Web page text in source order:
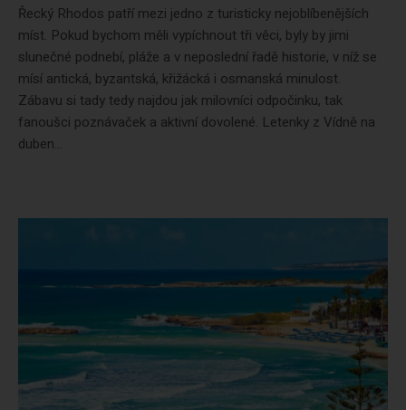
Řecký Rhodos patří mezi jedno z turisticky nejoblíbenějších
míst. Pokud bychom měli vypíchnout tři věci, byly by jimi
slunečné podnebí, pláže a v neposlední řadě historie, v níž se
mísí antická, byzantská, křižácká i osmanská minulost.
Zábavu si tady tedy najdou jak milovníci odpočinku, tak
fanoušci poznávaček a aktivní dovolené. Letenky z Vídně na
duben...